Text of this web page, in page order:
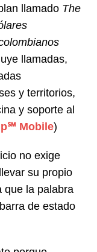
llamado The
llamadas,
y territorios,
y soporte al
Mobile)
no exige
su propio
que la palabra
de estado